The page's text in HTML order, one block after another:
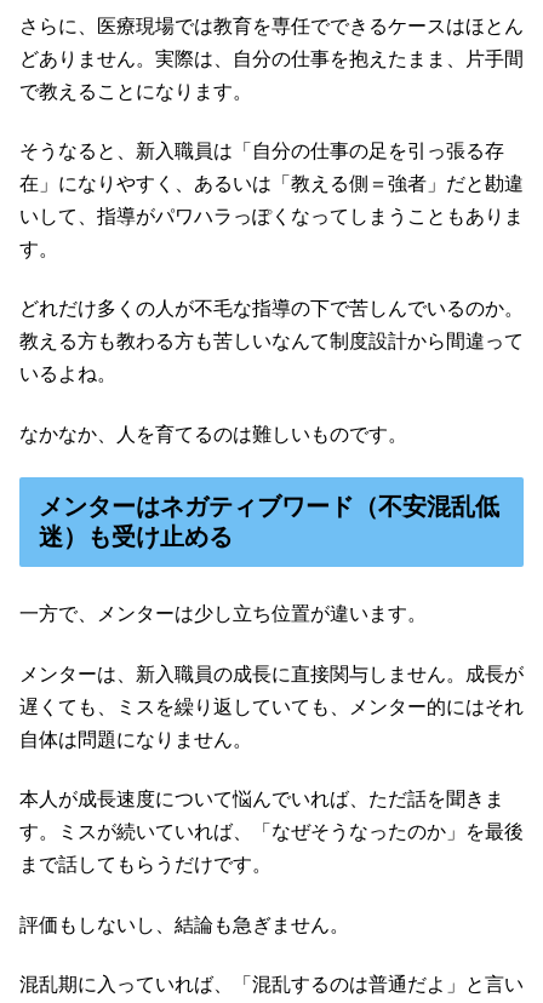
さらに、医療現場では教育を専任でできるケースはほとん
どありません。実際は、自分の仕事を抱えたまま、片手間
で教えることになります。
そうなると、新入職員は「自分の仕事の足を引っ張る存
在」になりやすく、あるいは「教える側＝強者」だと勘違
いして、指導がパワハラっぽくなってしまうこともありま
す。
どれだけ多くの人が不毛な指導の下で苦しんでいるのか。
教える方も教わる方も苦しいなんて制度設計から間違って
いるよね。
なかなか、人を育てるのは難しいものです。
メンターはネガティブワード（不安混乱低
迷）も受け止める
一方で、メンターは少し立ち位置が違います。
メンターは、新入職員の成長に直接関与しません。成長が
遅くても、ミスを繰り返していても、メンター的にはそれ
自体は問題になりません。
本人が成長速度について悩んでいれば、ただ話を聞きま
す。ミスが続いていれば、「なぜそうなったのか」を最後
まで話してもらうだけです。
評価もしないし、結論も急ぎません。
混乱期に入っていれば、「混乱するのは普通だよ」と言い